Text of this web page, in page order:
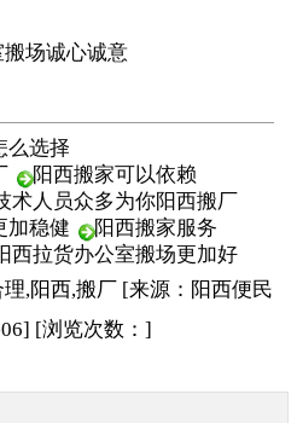
场诚心诚意
么选择
阳西搬家可以依赖
术人员众多为你阳西搬厂
加稳健
阳西搬家服务
西拉货办公室搬场更加好
,阳西,搬厂 [来源：阳西便民
] [浏览次数： ]